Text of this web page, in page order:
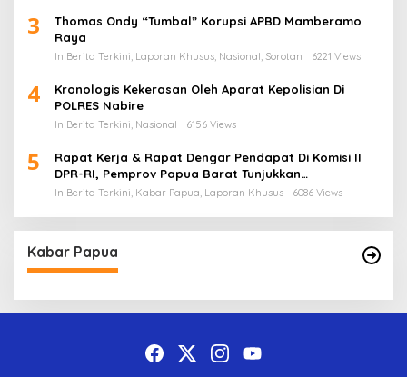
3
Thomas Ondy “Tumbal” Korupsi APBD Mamberamo
Raya
In Berita Terkini, Laporan Khusus, Nasional, Sorotan 6221 Views
4
Kronologis Kekerasan Oleh Aparat Kepolisian Di
POLRES Nabire
In Berita Terkini, Nasional 6156 Views
5
Rapat Kerja & Rapat Dengar Pendapat Di Komisi II
DPR-RI, Pemprov Papua Barat Tunjukkan
Keberpihakan Terhadap Aspirasi Masyarakat!
In Berita Terkini, Kabar Papua, Laporan Khusus 6086 Views
Kabar Papua